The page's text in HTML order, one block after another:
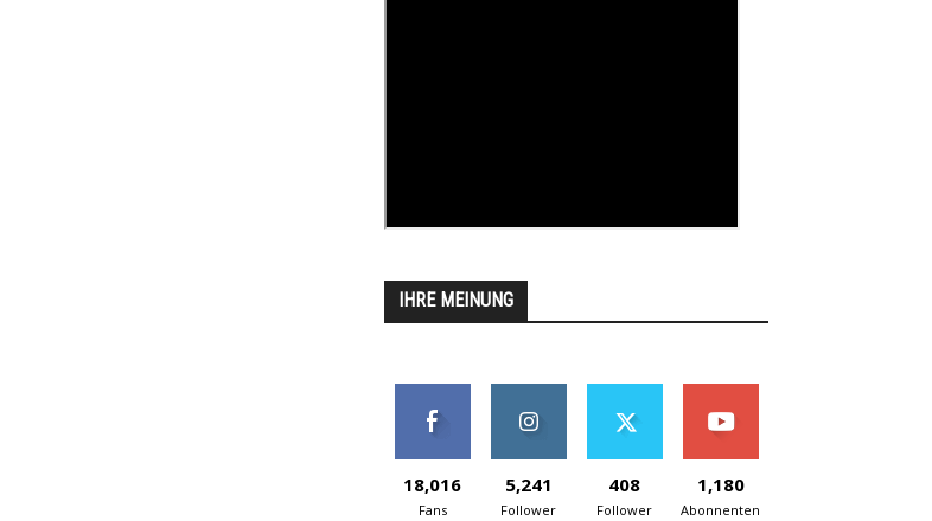
IHRE MEINUNG
18,016
Fans
5,241
Follower
408
Follower
1,180
Abonnenten